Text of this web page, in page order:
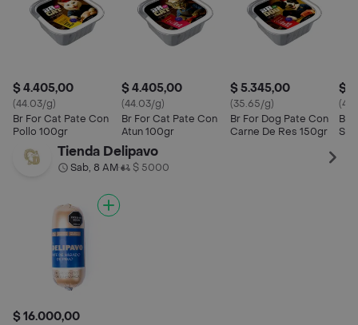
$ 4.405,00
(44.03/g)
Br For Cat Pate Con
Pollo 100gr
$ 4.405,00
(44.03/g)
Br For Cat Pate Con
Atun 100gr
$ 5.345,00
(35.65/g)
Br For Dog Pate Con
Carne De Res 150gr
$
Br
Tienda Delipavo
Sab, 8 AM• $ 5000
$ 16.000,00